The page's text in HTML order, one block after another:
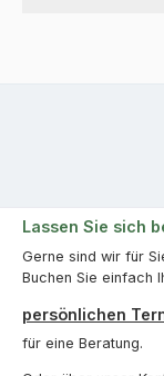
Lassen Sie sich
Gerne sind wir für
Buchen Sie einfach
persönlichen
für eine Beratung.